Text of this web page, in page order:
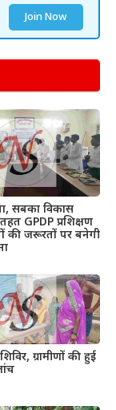
Join Now
सबका विकास
GPDP प्रशिक्षण
की जरूरतों पर बनेगी
ग्रामीणों की हुई